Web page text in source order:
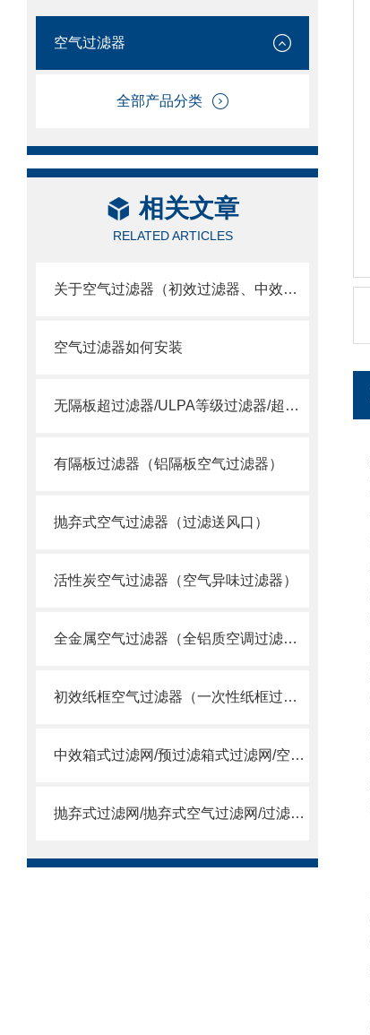
空气过滤器
全部产品分类
相关文章
RELATED ARTICLES
关于空气过滤器（初效过滤器、中效过滤器、空气过滤器）选用
空气过滤器如何安装
无隔板超过滤器/ULPA等级过滤器/超空气过滤器
有隔板过滤器（铝隔板空气过滤器）
抛弃式空气过滤器（过滤送风口）
活性炭空气过滤器（空气异味过滤器）
全金属空气过滤器（全铝质空调过滤网）
初效纸框空气过滤器（一次性纸框过滤网）
中效箱式过滤网/预过滤箱式过滤网/空调箱中效过滤网
抛弃式过滤网/抛弃式空气过滤网/过滤送风口/一体式过滤箱